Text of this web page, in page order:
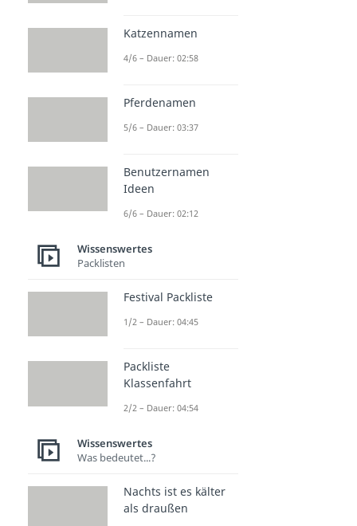
Katzennamen
4/6 – Dauer: 02:58
Pferdenamen
5/6 – Dauer: 03:37
Benutzernamen
Ideen
6/6 – Dauer: 02:12
Wissenswertes
Packlisten
Festival Packliste
1/2 – Dauer: 04:45
Packliste
Klassenfahrt
2/2 – Dauer: 04:54
Wissenswertes
Was bedeutet...?
Nachts ist es kälter
als draußen